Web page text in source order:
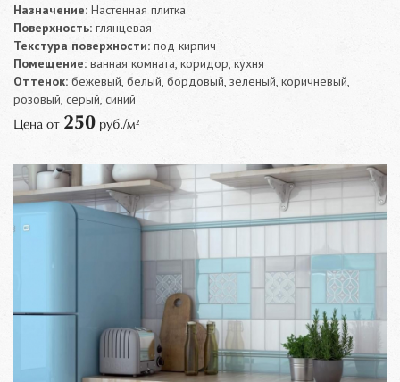
Назначение: Настенная плитка
Поверхность: глянцевая
Текстура поверхности: под кирпич
Помещение: ванная комната, коридор, кухня
Оттенок: бежевый, белый, бордовый, зеленый, коричневый,
розовый, серый, синий
Цена от 250 руб./м²